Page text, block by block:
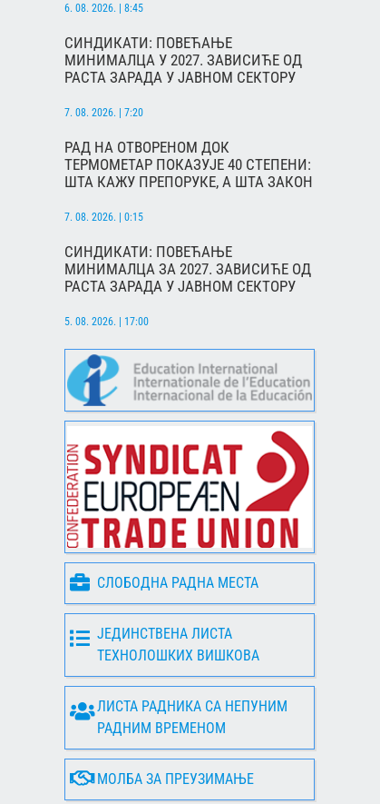
6. 08. 2026. | 8:45
СИНДИКАТИ: ПОВЕЋАЊЕ
МИНИМАЛЦА У 2027. ЗАВИСИЋЕ ОД
РАСТА ЗАРАДА У ЈАВНОМ СЕКТОРУ
7. 08. 2026. | 7:20
РАД НА ОТВОРЕНОМ ДОК
ТЕРМОМЕТАР ПОКАЗУЈЕ 40 СТЕПЕНИ:
ШТА КАЖУ ПРЕПОРУКЕ, А ШТА ЗАКОН
7. 08. 2026. | 0:15
СИНДИКАТИ: ПОВЕЋАЊЕ
МИНИМАЛЦА ЗА 2027. ЗАВИСИЋЕ ОД
РАСТА ЗАРАДА У ЈАВНОМ СЕКТОРУ
5. 08. 2026. | 17:00
СЛОБОДНА РАДНА МЕСТА
ЈЕДИНСТВЕНА ЛИСТА
ТЕХНОЛОШКИХ ВИШКОВА
ЛИСТА РАДНИКА СА НЕПУНИМ
РАДНИМ ВРЕМЕНОМ
МОЛБА ЗА ПРЕУЗИМАЊЕ